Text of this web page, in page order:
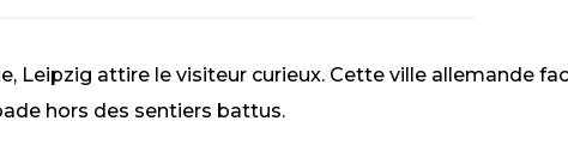
Leipzig attire le visiteur curieux. Cette ville allemande
hors des sentiers battus.